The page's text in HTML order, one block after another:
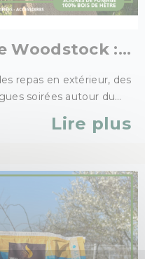
Woodstock :
repas en extérieur, des
soirées autour du
invités et donner une
préparations, la sciure de
Lire plus